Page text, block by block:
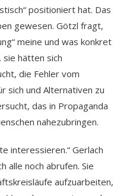
positioniert hat. Das
gewesen. Götzl fragt,
meine und was konkret
hätten sich
die Fehler vom
sich und Alternativen zu
das in Propaganda
nahezubringen.
interessieren.“ Gerlach
alle noch abrufen. Sie
aufzuarbeiten,